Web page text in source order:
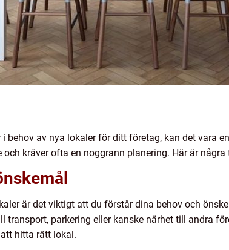
behov av nya lokaler för ditt företag, kan det vara
kräver ofta en noggrann planering. Här är
är det viktigt att du förstår dina behov och
transport, parkering eller kanske närhet till andra
hitta rätt lokal.